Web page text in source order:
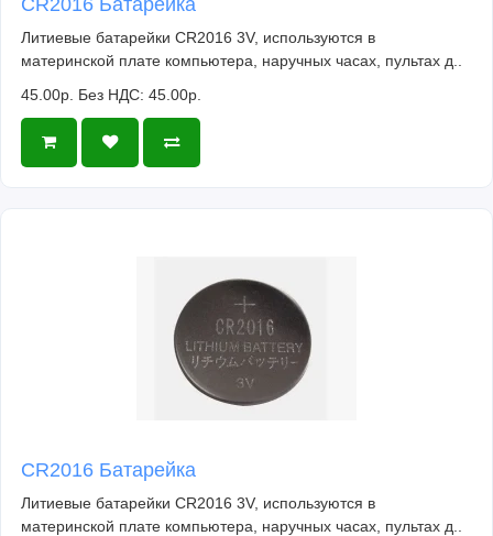
Литиевые батарейки CR2016 3V, используются в
материнской плате компьютера, наручных часах, пультах д..
45.00р. Без НДС: 45.00р.
CR2016 Батарейка
Литиевые батарейки CR2016 3V, используются в
материнской плате компьютера, наручных часах, пультах д..